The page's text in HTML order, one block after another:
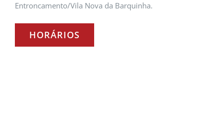
Entroncamento/Vila Nova da Barquinha.
HORÁRIOS